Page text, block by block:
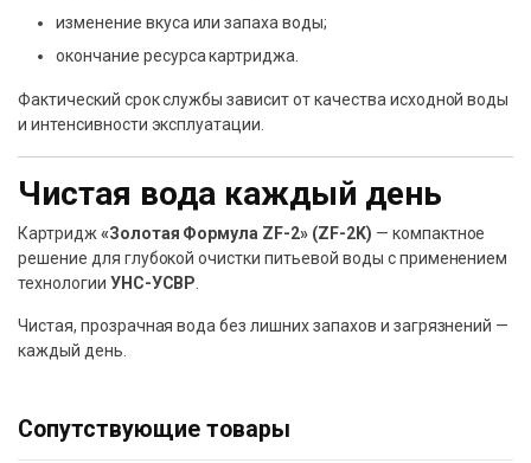
изменение вкуса или запаха воды;
окончание ресурса картриджа.
Фактический срок службы зависит от качества исходной воды
и интенсивности эксплуатации.
Чистая вода каждый день
Картридж «Золотая Формула ZF-2» (ZF-2K) — компактное
решение для глубокой очистки питьевой воды с применением
технологии УНС-УСВР
Чистая, прозрачная вода без лишних запахов и загрязнений —
каждый день.
Сопутствующие товары